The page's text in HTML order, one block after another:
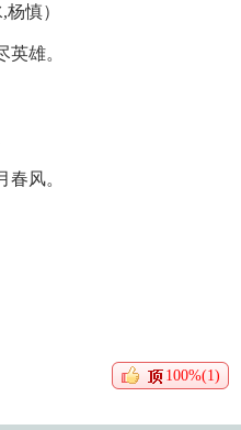
慎）
雄。
风。
100%(1)